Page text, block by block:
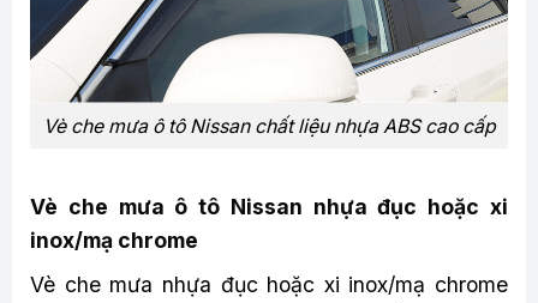
Vè che mưa ô tô Nissan chất liệu nhựa ABS cao cấp
Vè che mưa ô tô Nissan nhựa đục hoặc xi
inox/mạ chrome
Vè che mưa nhựa đục hoặc xi inox/mạ chrome